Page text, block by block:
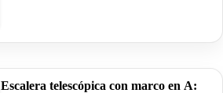
Escalera telescópica con marco en A: